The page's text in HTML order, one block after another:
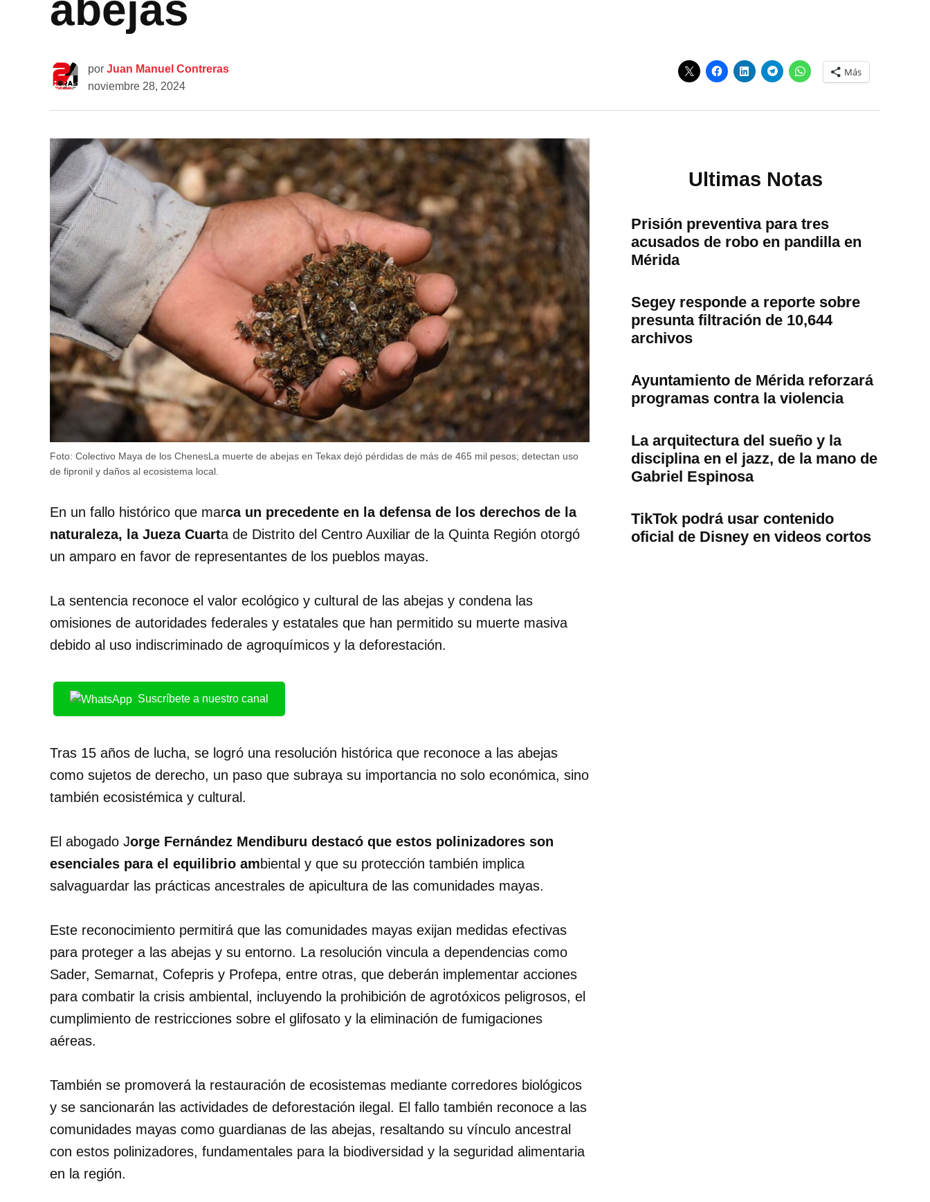
por Juan Manuel Contreras
noviembre 28, 2024
Más
Foto: Colectivo Maya de los ChenesLa muerte de abejas en Tekax dejó pérdidas de más de 465 mil pesos; detectan uso
de fipronil y daños al ecosistema local.
En un fallo histórico que marca un precedente en la defensa de los derechos de la
naturaleza, la Jueza Cuarta de Distrito del Centro Auxiliar de la Quinta Región otorgó
un amparo en favor de representantes de los pueblos mayas.
La sentencia reconoce el valor ecológico y cultural de las abejas y condena las
omisiones de autoridades federales y estatales que han permitido su muerte masiva
debido al uso indiscriminado de agroquímicos y la deforestación.
Suscríbete a nuestro canal
Tras 15 años de lucha, se logró una resolución histórica que reconoce a las abejas
como sujetos de derecho, un paso que subraya su importancia no solo económica, sino
también ecosistémica y cultural.
El abogado Jorge Fernández Mendiburu destacó que estos polinizadores son
esenciales para el equilibrio ambiental y que su protección también implica
salvaguardar las prácticas ancestrales de apicultura de las comunidades mayas.
Este reconocimiento permitirá que las comunidades mayas exijan medidas efectivas
para proteger a las abejas y su entorno. La resolución vincula a dependencias como
Sader, Semarnat, Cofepris y Profepa, entre otras, que deberán implementar acciones
para combatir la crisis ambiental, incluyendo la prohibición de agrotóxicos peligrosos, el
cumplimiento de restricciones sobre el glifosato y la eliminación de fumigaciones
aéreas.
También se promoverá la restauración de ecosistemas mediante corredores biológicos
y se sancionarán las actividades de deforestación ilegal. El fallo también reconoce a las
comunidades mayas como guardianas de las abejas, resaltando su vínculo ancestral
con estos polinizadores, fundamentales para la biodiversidad y la seguridad alimentaria
en la región.
Ultimas Notas
Prisión preventiva para tres
acusados de robo en pandilla en
Mérida
Segey responde a reporte sobre
presunta filtración de 10,644
archivos
Ayuntamiento de Mérida reforzará
programas contra la violencia
La arquitectura del sueño y la
disciplina en el jazz, de la mano de
Gabriel Espinosa
TikTok podrá usar contenido
oficial de Disney en videos cortos